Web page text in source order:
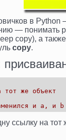
в
— понимать
copy), а
copy.
тот же объект
и a, и b
ссылку на